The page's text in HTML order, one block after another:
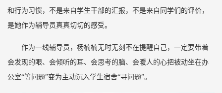
和行为习惯，不是来自学生干部的汇报，不是来自同学们的评价，
是她作为辅导员真真切切的感受。
作为一线辅导员，杨楠楠无时无刻不在提醒自己，一定要带着
会发现的眼、会倾听的耳、会思考的脑、会暖人的心把被动坐在办
公室“等问题”变为主动沉入学生宿舍“寻问题”。